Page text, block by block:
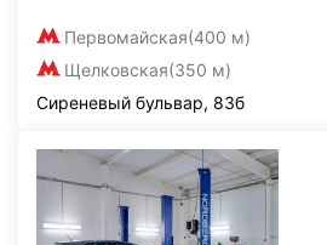
Первомайская(400 м)
Щелковская(350 м)
Сиреневый бульвар, 83б